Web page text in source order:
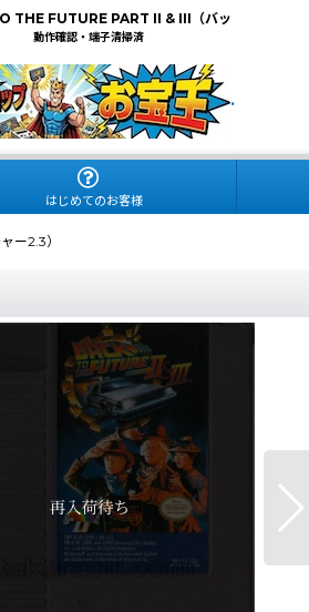
THE FUTURE PART II & III（バッ
動作確認・端子清掃済
.
はじめてのお客様
ー2.3）